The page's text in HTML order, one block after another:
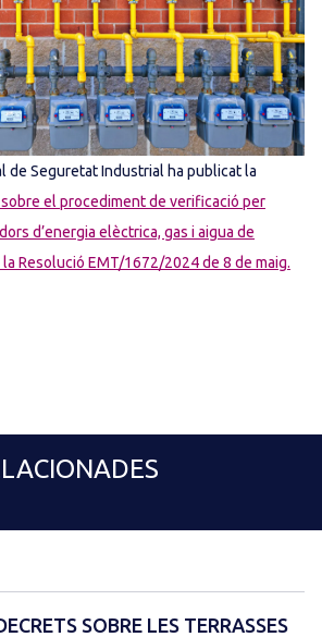
de Seguretat Industrial ha publicat la
el procediment de verificació per
d’energia elèctrica, gas i aigua de
Resolució EMT/1672/2024 de 8 de maig.
SOBRE LES TERRASSES